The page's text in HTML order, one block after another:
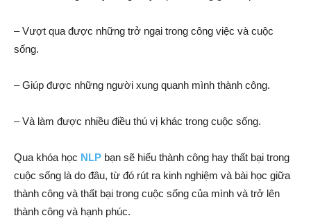
– Vượt qua được những trở ngại trong công việc và cuộc
sống.
– Giúp được những người xung quanh mình thành công.
– Và làm được nhiều điều thú vị khác trong cuộc sống.
Qua khóa học NLP bạn sẽ hiểu thành công hay thất bại trong
cuộc sống là do đâu, từ đó rút ra kinh nghiệm và bài học giữa
thành công và thất bại trong cuộc sống của mình và trở lên
thành công và hạnh phúc.